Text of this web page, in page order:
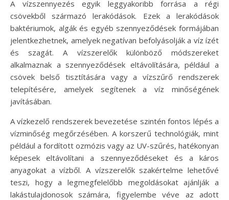
A vízszennyezés egyik leggyakoribb forrása a régi
csövekből származó lerakódások. Ezek a lerakódások
baktériumok, algák és egyéb szennyeződések formájában
jelentkezhetnek, amelyek negatívan befolyásolják a víz ízét
és szagát. A vízszerelők különböző módszereket
alkalmaznak a szennyeződések eltávolítására, például a
csövek belső tisztítására vagy a vízszűrő rendszerek
telepítésére, amelyek segítenek a víz minőségének
javításában.
A vízkezelő rendszerek bevezetése szintén fontos lépés a
vízminőség megőrzésében. A korszerű technológiák, mint
például a fordított ozmózis vagy az UV-szűrés, hatékonyan
képesek eltávolítani a szennyeződéseket és a káros
anyagokat a vízből. A vízszerelők szakértelme lehetővé
teszi, hogy a legmegfelelőbb megoldásokat ajánlják a
lakástulajdonosok számára, figyelembe véve az adott